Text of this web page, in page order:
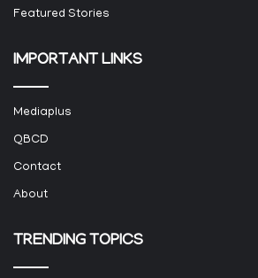
Featured Stories
IMPORTANT LINKS
Mediaplus
QBCD
Contact
About
TRENDING TOPICS